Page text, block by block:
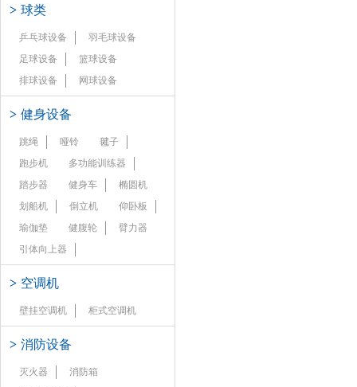
> 球类
乒乓球设备
羽毛球设备
足球设备
篮球设备
排球设备
网球设备
> 健身设备
跳绳 哑铃
毽子
跑步机
多功能训练器
踏步器
健身车
椭圆机
划船机
倒立机
仰卧板
瑜伽垫
健腹轮
臂力器
引体向上器
> 空调机
壁挂空调机 柜式空调机
> 消防设备
灭火器
消防箱